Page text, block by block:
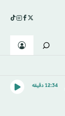
12:34 دقيقه